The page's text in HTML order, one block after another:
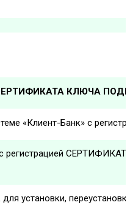
КЛЮЧА
«Клиент-Банк» с
регистрацией
установки,